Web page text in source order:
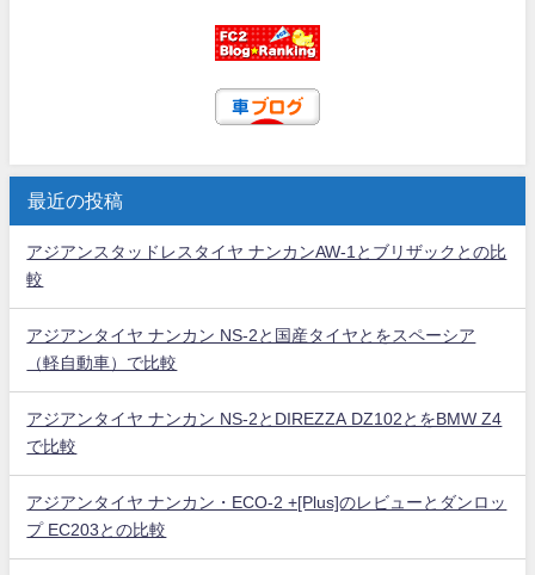
最近の投稿
アジアンスタッドレスタイヤ ナンカンAW-1とブリザックとの比
較
アジアンタイヤ ナンカン NS-2と国産タイヤとをスペーシア
（軽自動車）で比較
アジアンタイヤ ナンカン NS-2とDIREZZA DZ102とをBMW Z4
で比較
アジアンタイヤ ナンカン・ECO-2 +[Plus]のレビューとダンロッ
プ EC203との比較